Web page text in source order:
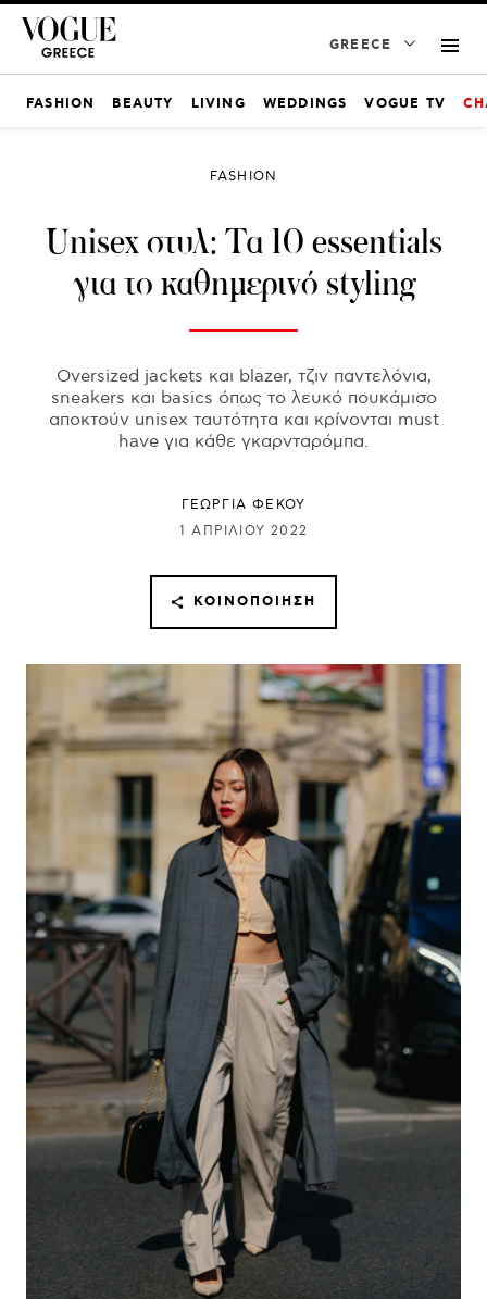
GREECE
FASHION BEAUTY LIVING WEDDINGS VOGUE TV
FASHION
Unisex στυλ: Τα 10 essentials
για το καθημερινό styling
Oversized jackets και blazer, τζιν παντελόνια,
sneakers και basics όπως το λευκό πουκάμισο
αποκτούν unisex ταυτότητα και κρίνονται must
have για κάθε γκαρνταρόμπα.
ΓΕΩΡΓΙΑ ΦΕΚΟΥ
1 ΑΠΡΙΛΊΟΥ 2022
ΚΟΙΝΟΠΟΊΗΣΗ